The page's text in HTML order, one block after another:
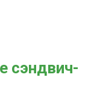
сэндвич-